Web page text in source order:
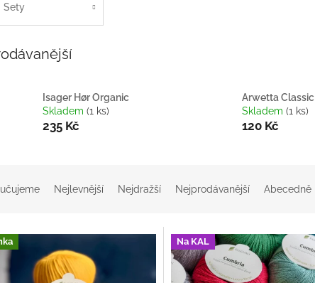
Sety
Isager Hør Organic
Skladem (1 ks)
235 Kč
Arwetta Classic
Skladem (1 ks)
120 Kč
Nejlevnější Nejdražší Nejprodávanější Abecedně
Na KAL